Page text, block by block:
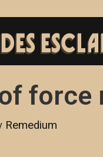
force
Remedium